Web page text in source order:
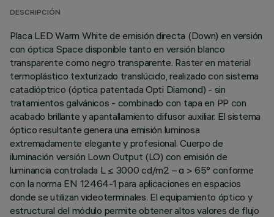
DESCRIPCIÓN
Placa LED Warm White de emisión directa (Down) en versión
con óptica Space disponible tanto en versión blanco
transparente como negro transparente. Raster en material
termoplástico texturizado translúcido, realizado con sistema
catadióptrico (óptica patentada Opti Diamond) - sin
tratamientos galvánicos - combinado con tapa en PP con
acabado brillante y apantallamiento difusor auxiliar. El sistema
óptico resultante genera una emisión luminosa
extremadamente elegante y profesional. Cuerpo de
iluminación versión Lown Output (LO) con emisión de
luminancia controlada L ≤ 3000 cd/m2 – α > 65° conforme
con la norma EN 12464-1 para aplicaciones en espacios
donde se utilizan videoterminales. El equipamiento óptico y
estructural del módulo permite obtener altos valores de flujo